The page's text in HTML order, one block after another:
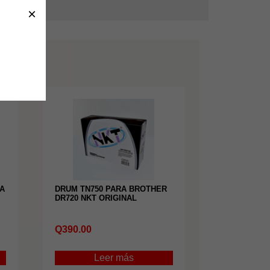
DRUM TN750 PARA BROTHER
DR720 NKT ORIGINAL
Q390.00
Leer más
×